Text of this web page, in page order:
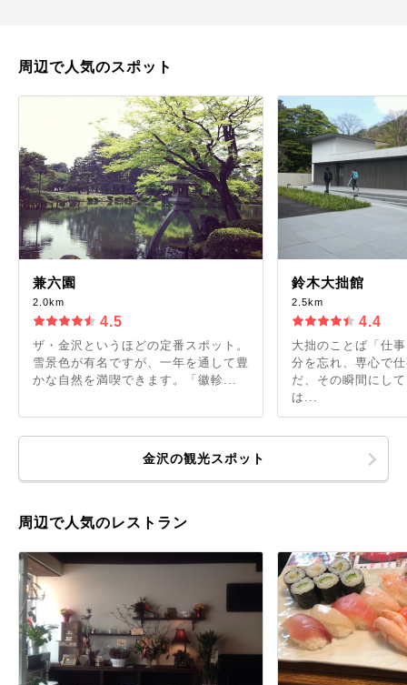
周辺で人気のスポット
兼六園
2.0km
4.5
ザ・金沢というほどの定番スポット。
雪景色が有名ですが、一年を通して豊
かな自然を満喫できます。「徽軫...
鈴木大拙館
2.5km
4.4
大拙のことば「仕
分を忘れ、専心で
だ、その瞬間にし
は...
金沢の観光スポット
周辺で人気のレストラン